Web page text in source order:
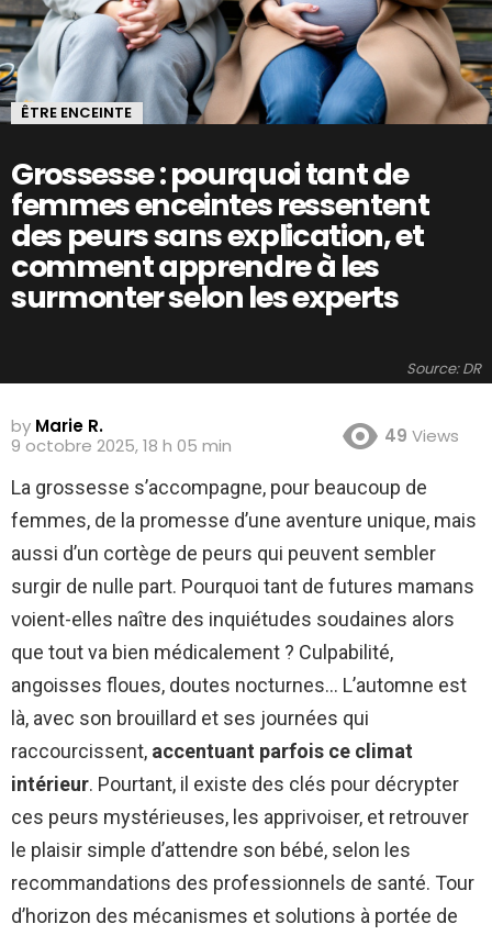
ÊTRE ENCEINTE
Grossesse : pourquoi tant de
femmes enceintes ressentent
des peurs sans explication, et
comment apprendre à les
surmonter selon les experts
Source: DR
by Marie R.
9 octobre 2025, 18 h 05 min
49 Views
La grossesse s’accompagne, pour beaucoup de
femmes, de la promesse d’une aventure unique, mais
aussi d’un cortège de peurs qui peuvent sembler
surgir de nulle part. Pourquoi tant de futures mamans
voient-elles naître des inquiétudes soudaines alors
que tout va bien médicalement ? Culpabilité,
angoisses floues, doutes nocturnes… L’automne est
là, avec son brouillard et ses journées qui
raccourcissent, accentuant parfois ce climat
intérieur. Pourtant, il existe des clés pour décrypter
ces peurs mystérieuses, les apprivoiser, et retrouver
le plaisir simple d’attendre son bébé, selon les
recommandations des professionnels de santé. Tour
d’horizon des mécanismes et solutions à portée de